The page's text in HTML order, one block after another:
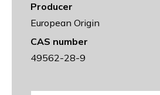
Producer
European Origin
CAS number
49562-28-9